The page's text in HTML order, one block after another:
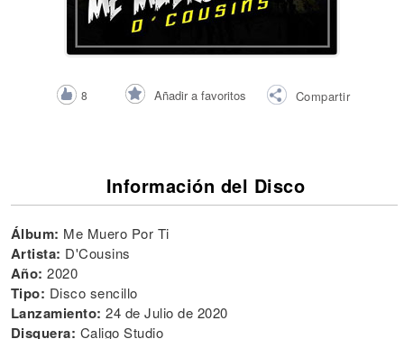
8 Añadir a favoritos Compartir
Información del Disco
Álbum: Me Muero Por Ti
Artista: D'Cousins
Año: 2020
Tipo: Disco sencillo
Lanzamiento: 24 de Julio de 2020
Disquera: Caligo Studio